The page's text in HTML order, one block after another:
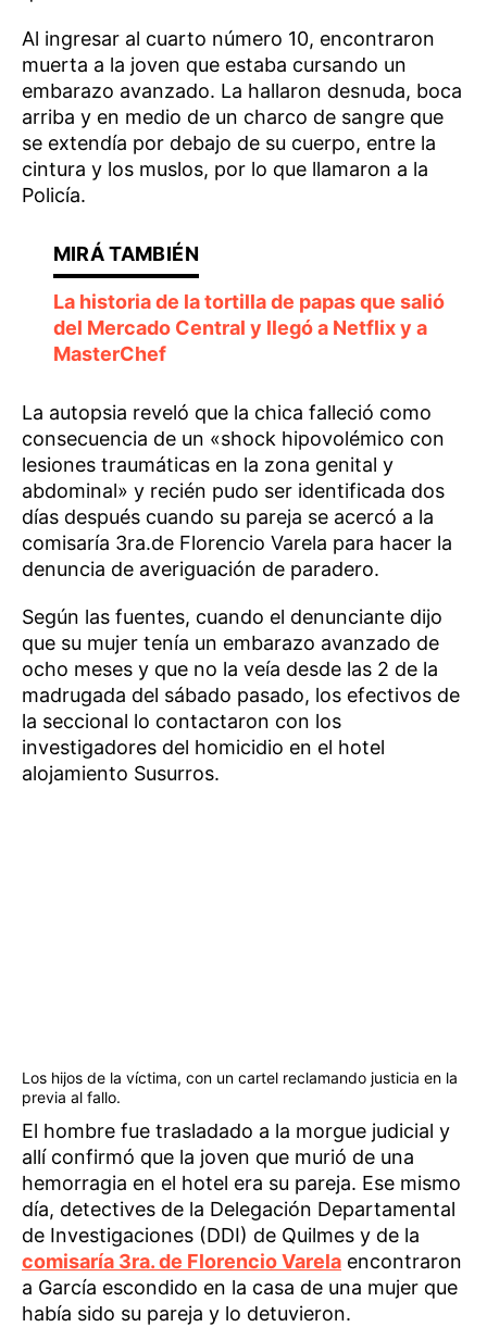
Al ingresar al cuarto número 10, encontraron
muerta a la joven que estaba cursando un
embarazo avanzado. La hallaron desnuda, boca
arriba y en medio de un charco de sangre que
se extendía por debajo de su cuerpo, entre la
cintura y los muslos, por lo que llamaron a la
Policía.
La historia de la tortilla de papas que salió
del Mercado Central y llegó a Netflix y a
MasterChef
La autopsia reveló que la chica falleció como
consecuencia de un «shock hipovolémico con
lesiones traumáticas en la zona genital y
abdominal» y recién pudo ser identificada dos
días después cuando su pareja se acercó a la
comisaría 3ra.de Florencio Varela para hacer la
denuncia de averiguación de paradero.
Según las fuentes, cuando el denunciante dijo
que su mujer tenía un embarazo avanzado de
ocho meses y que no la veía desde las 2 de la
madrugada del sábado pasado, los efectivos de
la seccional lo contactaron con los
investigadores del homicidio en el hotel
alojamiento Susurros.
Los hijos de la víctima, con un cartel reclamando justicia en la
previa al fallo.
El hombre fue trasladado a la morgue judicial y
allí confirmó que la joven que murió de una
hemorragia en el hotel era su pareja. Ese mismo
día, detectives de la Delegación Departamental
de Investigaciones (DDI) de Quilmes y de la
comisaría 3ra. de Florencio Varela encontraron
a García escondido en la casa de una mujer que
había sido su pareja y lo detuvieron.